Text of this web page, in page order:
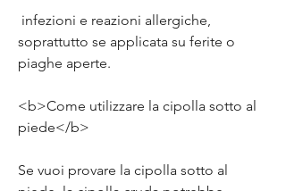
soprattutto se applicata su ferite o
piaghe aperte.
<b>Come utilizzare la cipolla sotto al
piede</b>
Se vuoi provare la cipolla sotto al